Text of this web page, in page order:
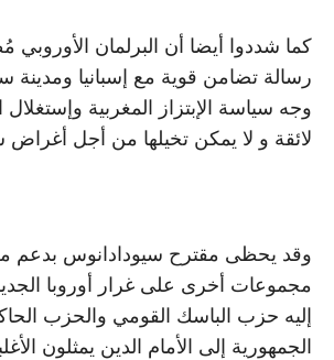
كما شددوا أيضا أن البرلمان الأوروبي
رسالة تضامن قوية مع إسبانيا ومدينة
وجه سياسة الإبتزاز المغربية
لائقة و لا يمكن تخيلها من أجل أغراض
وقد يحظى مقترح سيودادانوس بدعم
مجموعات أخرى على غرار أوروبا
إليه حزب الباسك القومي والحزب
الجمهورية إلى الأمام الدين يمثلون